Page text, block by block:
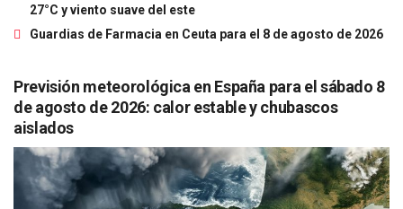
27°C y viento suave del este
Guardias de Farmacia en Ceuta para el 8 de agosto de 2026
Previsión meteorológica en España para el sábado 8
de agosto de 2026: calor estable y chubascos
aislados